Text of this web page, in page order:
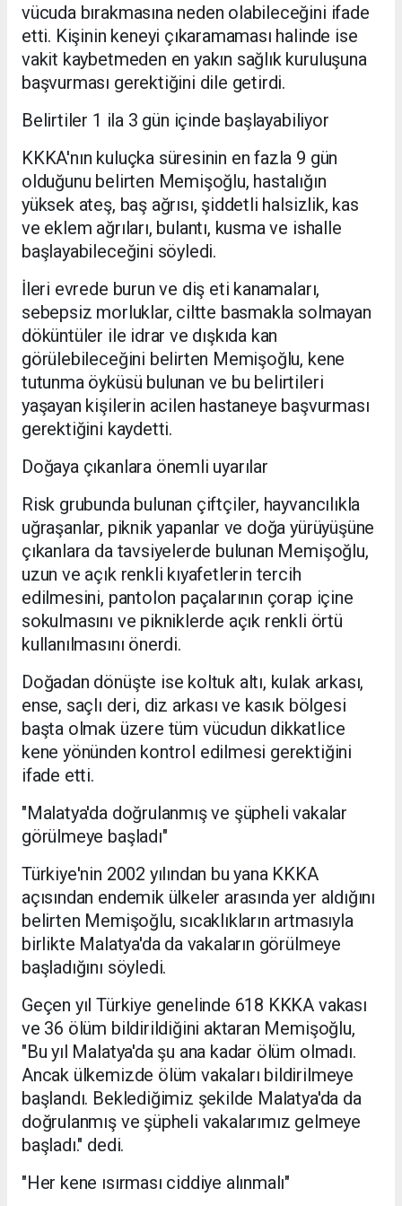
vücuda bırakmasına neden olabileceğini ifade
etti. Kişinin keneyi çıkaramaması halinde ise
vakit kaybetmeden en yakın sağlık kuruluşuna
başvurması gerektiğini dile getirdi.
Belirtiler 1 ila 3 gün içinde başlayabiliyor
KKKA'nın kuluçka süresinin en fazla 9 gün
olduğunu belirten Memişoğlu, hastalığın
yüksek ateş, baş ağrısı, şiddetli halsizlik, kas
ve eklem ağrıları, bulantı, kusma ve ishalle
başlayabileceğini söyledi.
İleri evrede burun ve diş eti kanamaları,
sebepsiz morluklar, ciltte basmakla solmayan
döküntüler ile idrar ve dışkıda kan
görülebileceğini belirten Memişoğlu, kene
tutunma öyküsü bulunan ve bu belirtileri
yaşayan kişilerin acilen hastaneye başvurması
gerektiğini kaydetti.
Doğaya çıkanlara önemli uyarılar
Risk grubunda bulunan çiftçiler, hayvancılıkla
uğraşanlar, piknik yapanlar ve doğa yürüyüşüne
çıkanlara da tavsiyelerde bulunan Memişoğlu,
uzun ve açık renkli kıyafetlerin tercih
edilmesini, pantolon paçalarının çorap içine
sokulmasını ve pikniklerde açık renkli örtü
kullanılmasını önerdi.
Doğadan dönüşte ise koltuk altı, kulak arkası,
ense, saçlı deri, diz arkası ve kasık bölgesi
başta olmak üzere tüm vücudun dikkatlice
kene yönünden kontrol edilmesi gerektiğini
ifade etti.
"Malatya'da doğrulanmış ve şüpheli vakalar
görülmeye başladı"
Türkiye'nin 2002 yılından bu yana KKKA
açısından endemik ülkeler arasında yer aldığını
belirten Memişoğlu, sıcaklıkların artmasıyla
birlikte Malatya'da da vakaların görülmeye
başladığını söyledi.
Geçen yıl Türkiye genelinde 618 KKKA vakası
ve 36 ölüm bildirildiğini aktaran Memişoğlu,
"Bu yıl Malatya'da şu ana kadar ölüm olmadı.
Ancak ülkemizde ölüm vakaları bildirilmeye
başlandı. Beklediğimiz şekilde Malatya'da da
doğrulanmış ve şüpheli vakalarımız gelmeye
başladı." dedi.
"Her kene ısırması ciddiye alınmalı"